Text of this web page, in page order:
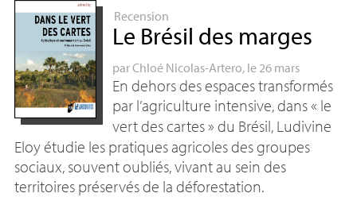
Recension
Le Brésil des marges
parChloé Nicolas-Artero, le 26 mars
En dehors des espaces transformés
par l’agriculture intensive, dans « le
vert des cartes» du Brésil, Ludivine
Eloy étudie les pratiques agricoles des groupes
sociaux, souvent oubliés, vivant au sein des
territoires préservés de la déforestation.